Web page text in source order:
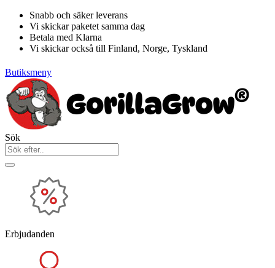
Hoppa
innehåll
Snabb och säker leverans
Vi skickar paketet samma dag
Betala med Klarna
Vi skickar också till Finland, Norge, Tyskland
Butiksmeny
Sök
Erbjudanden